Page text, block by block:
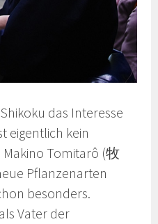
das Interesse
eigentlich kein
Tomitarô (牧
Pflanzenarten
besonders.
Vater der